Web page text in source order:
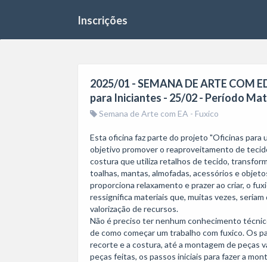
Inscrições
2025/01 - SEMANA DE ARTE COM
para Iniciantes - 25/02 - Período
Semana de Arte com EA - Fuxico
Esta oficina faz parte do projeto "Oficinas para
objetivo promover o reaproveitamento de
costura que utiliza retalhos de tecido,
toalhas, mantas, almofadas, acessórios e
proporciona relaxamento e prazer ao criar, o
ressignifica materiais que, muitas vezes,
valorização de recursos.
Não é preciso ter nenhum conhecimento
de como começar um trabalho com fuxico. Os
recorte e a costura, até a montagem de peças
peças feitas, os passos iniciais para fazer a